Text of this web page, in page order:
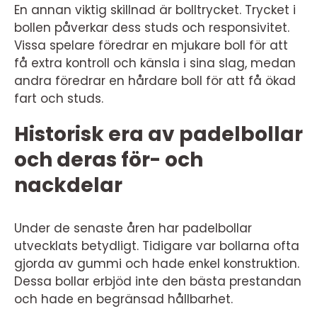
En annan viktig skillnad är bolltrycket. Trycket i
bollen påverkar dess studs och responsivitet.
Vissa spelare föredrar en mjukare boll för att
få extra kontroll och känsla i sina slag, medan
andra föredrar en hårdare boll för att få ökad
fart och studs.
Historisk era av padelbollar
och deras för- och
nackdelar
Under de senaste åren har padelbollar
utvecklats betydligt. Tidigare var bollarna ofta
gjorda av gummi och hade enkel konstruktion.
Dessa bollar erbjöd inte den bästa prestandan
och hade en begränsad hållbarhet.